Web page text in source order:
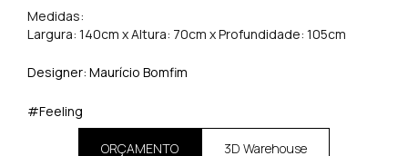
Medidas:
Largura: 140cm x Altura: 70cm x Profundidade: 105cm
Designer: Maurício Bomfim
#Feeling
ORÇAMENTO 3D Warehouse